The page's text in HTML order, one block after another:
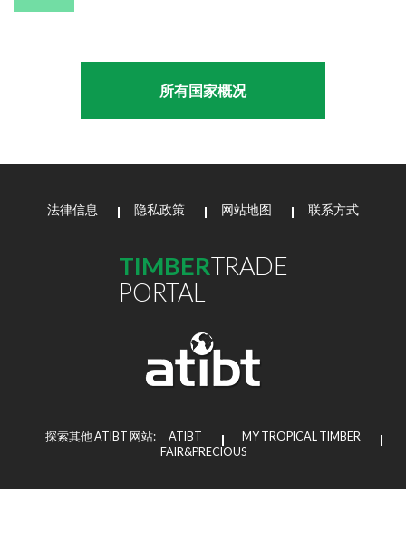
所有国家概况
法律信息 隐私政策 网站地图 联系方式
TIMBERTRADE
PORTAL
探索其他 ATIBT 网站: ATIBT
MY TROPICAL TIMBER
FAIR&PRECIOUS